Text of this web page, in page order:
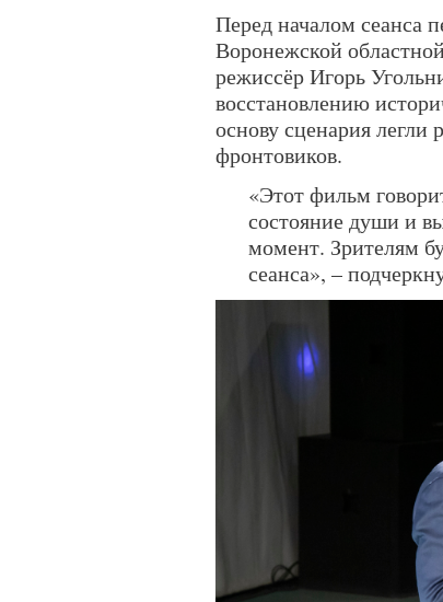
Перед началом сеанса
Воронежской
режиссёр Игорь
восстановлению
основу сценария
фронтовиков.
«Этот фильм
состояние души и
момент. Зрителям
сеанса», –